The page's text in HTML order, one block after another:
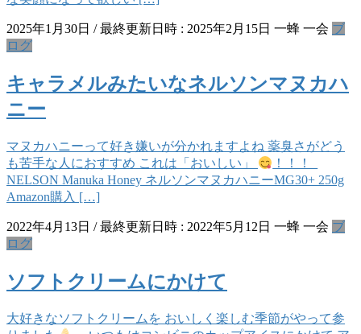
2025年1月30日 / 最終更新日時 : 2025年2月15日 一蜂 一会 ブ
ログ
キャラメルみたいなネルソンマヌカハ
ニー
マヌカハニーって好き嫌いが分かれますよね 薬臭さがどう
も苦手な人におすすめ これは「おいしい」
！！！
NELSON Manuka Honey ネルソンマヌカハニーMG30+ 250g
Amazon購入 […]
2022年4月13日 / 最終更新日時 : 2022年5月12日 一蜂 一会 ブ
ログ
ソフトクリームにかけて
大好きなソフトクリームを おいしく楽しむ季節がやって参